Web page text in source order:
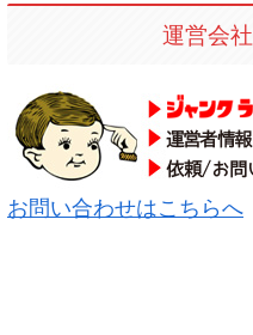
運営会社
お問い合わせはこちらへ